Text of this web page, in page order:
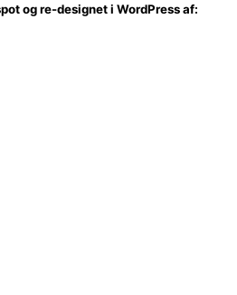
og re-designet i WordPress af: